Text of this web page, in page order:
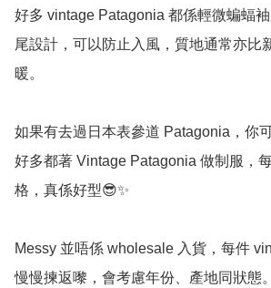
好多 vintage Patagonia 都係輕微蝙蝠
尾設計，可以防止入風，質地通常亦比
暖。
如果有去過日本表參道 Patagonia，你
好多都著 Vintage Patagonia 做制服，
格，真係好型😎✨
Messy 並唔係 wholesale 入貨，每件
慢慢揀返嚟，會考慮年份、產地同狀態